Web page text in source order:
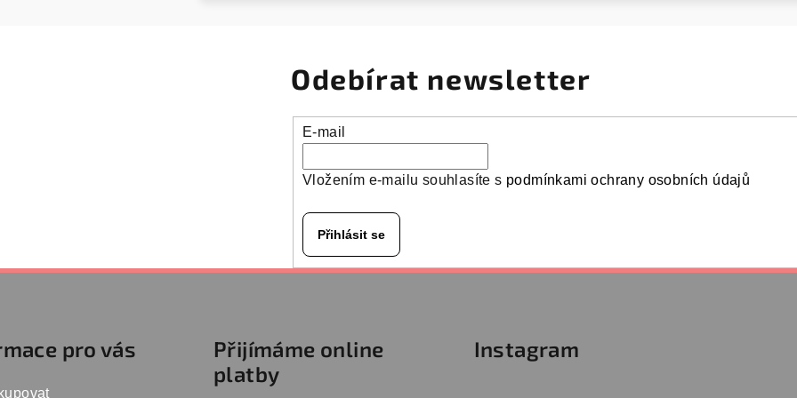
Odebírat newsletter
E-mail
Vložením e-mailu souhlasíte s podmínkami ochrany osobních údajů
Přihlásit se
pro vás
Přijímáme online
platby
Instagram